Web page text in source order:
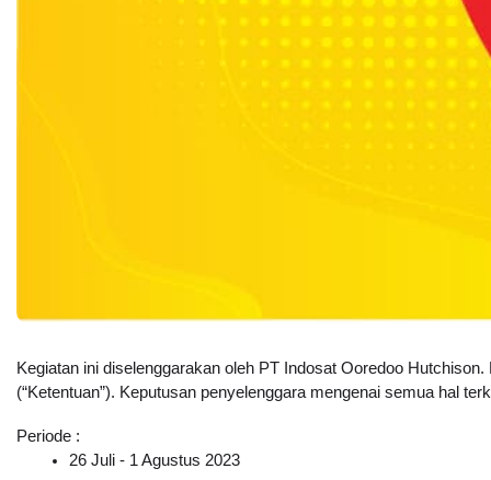
Kegiatan ini diselenggarakan oleh PT Indosat Ooredoo
(“Ketentuan”). Keputusan penyelenggara mengenai semua hal
Periode :
26 Juli - 1 Agustus 2023